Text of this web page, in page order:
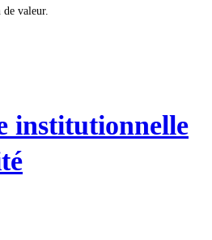
valeur.
institutionnelle